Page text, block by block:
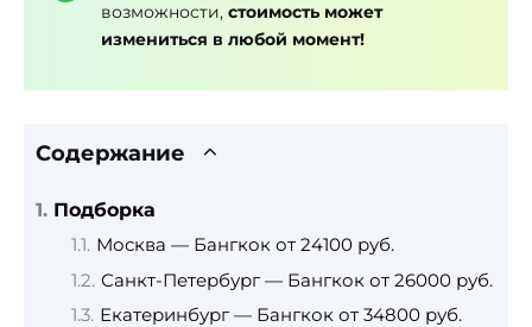
возможности, стоимость может
измениться в любой момент!
Содержание
Подборка
Москва — Бангкок от 24100 руб.
Санкт-Петербург — Бангкок от 26000 руб.
Екатеринбург — Бангкок от 34800 руб.